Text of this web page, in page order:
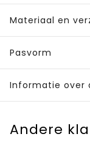
Materiaal en
Pasvorm
Informatie over
Andere